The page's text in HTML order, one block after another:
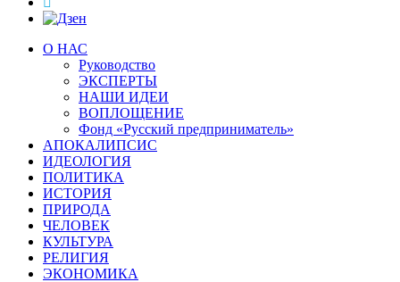
О НАС
Руководство
ЭКСПЕРТЫ
НАШИ ИДЕИ
ВОПЛОЩЕНИЕ
Фонд «Русский предприниматель»
АПОКАЛИПСИС
ИДЕОЛОГИЯ
ПОЛИТИКА
ИСТОРИЯ
ПРИРОДА
ЧЕЛОВЕК
КУЛЬТУРА
РЕЛИГИЯ
ЭКОНОМИКА